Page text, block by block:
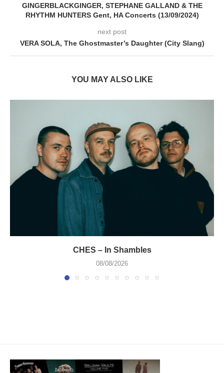
GINGERBLACKGINGER, STEPHANE GALLAND & THE
RHYTHM HUNTERS Gent, HA Concerts (13/09/2024)
next post
VERA SOLA, The Ghostmaster’s Daughter (City Slang)
YOU MAY ALSO LIKE
CHES – In Shambles
08/08/2026